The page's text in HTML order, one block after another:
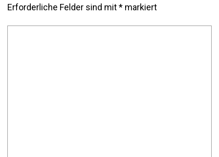
Erforderliche Felder sind mit* markiert